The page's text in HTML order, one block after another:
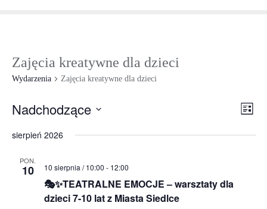
Zajęcia kreatywne dla dzieci
Wydarzenia Zajęcia kreatywne dla dzieci
Lista
Nadchodzące
datę.
sierpień 2026
PON.
10 10 sierpnia / 10:00 - 12:00
🎭✨TEATRALNE EMOCJE – warsztaty dla
dzieci 7-10 lat z Miasta Siedlce